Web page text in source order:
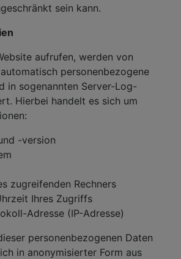
sein kann.
aufrufen, werden von
personenbezogene
in sogenannten Server-Log-
Hierbei handelt es sich um
-version
zugreifenden Rechners
Ihres Zugriffs
Adresse (IP-Adresse)
personenbezogenen Daten
in anonymisierter Form aus